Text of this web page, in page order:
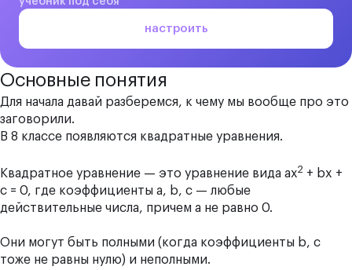
настроить
Основные понятия
Для начала давай разберемся, к чему мы вообще про это
заговорили.
В 8 классе появляются квадратные уравнения.
Квадратное уравнение — это уравнение вида ах2 + bx +
c = 0, где коэффициенты а, b, c — любые
действительные числа, причем а не равно 0.
Они могут быть полными (когда коэффициенты b, c
тоже не равны нулю) и неполными.